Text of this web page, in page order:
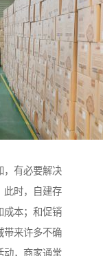
，有必要解决
此时，自建存
成本；和促销
带来许多不确
动，商家通常